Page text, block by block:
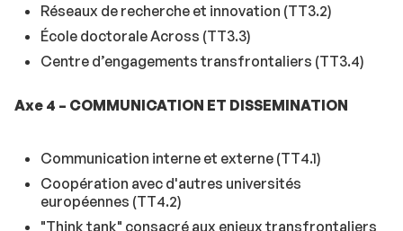
Réseaux de recherche et innovation (TT3.2)
École doctorale Across (TT3.3)
Centre d’engagements transfrontaliers (TT3.4)
Axe 4 – COMMUNICATION ET DISSEMINATION
Communication interne et externe (TT4.1)
Coopération avec d'autres universités
européennes (TT4.2)
"Think tank" consacré aux enjeux transfrontaliers